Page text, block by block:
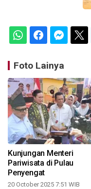
Foto Lainya
Kunjungan Menteri
Pariwisata di Pulau
Penyengat
20 October 2025 7:51 WIB